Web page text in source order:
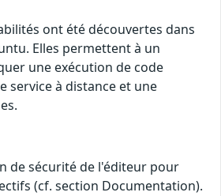
ont été découvertes dans
Elles permettent à un
une exécution de code
service à distance et une
de sécurité de l'éditeur pour
(cf. section Documentation).